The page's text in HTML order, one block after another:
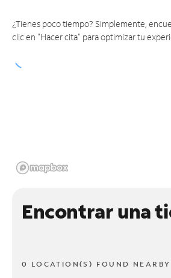
¿Tienes poco tiempo? Simplemente,
clic en "Hacer cita" para optimizar tu
Encontrar una
0 LOCATION(S) FOUND NEARBY